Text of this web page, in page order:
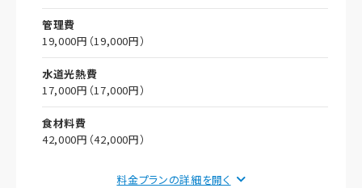
管理費
19,000円（19,000円）
水道光熱費
17,000円（17,000円）
食材料費
42,000円（42,000円）
料金プランの詳細を